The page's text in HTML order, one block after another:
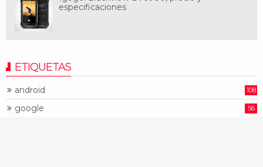
especificaciones
ETIQUETAS
android 108
google 56